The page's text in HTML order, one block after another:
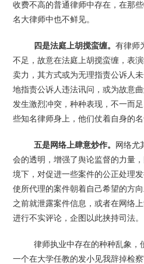
收费不高的普通律师中存在，在那
名大律师中也不鲜见。
四是法庭上胡搅蛮缠。有律师
不足，故意在法庭上胡搅蛮缠，表
卖力，其方式或为无理指责公诉人
地指责公诉人违法讯问，或为故意
发生激烈冲突，种种表现，不一而
些知名律师身上，他们仗着自身的名
五是网络上肆意炒作。
网络尤
会的透明，增强了舆论监督的力量
境下，对促进一些案件的公正处理
使所代理的案件朝着自己希望的方
之前就泄露案件信息，或者在网络
进行不实评论，企图以此挟持司法。
律师执业中存在的种种乱象，
一个在大学任教的发小见我辞掉检